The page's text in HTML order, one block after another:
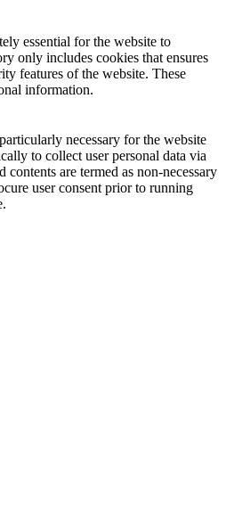
essential for the website to
only includes cookies that ensures
features of the website. These
information.
necessary for the website
to collect user personal data via
contents are termed as non-necessary
user consent prior to running